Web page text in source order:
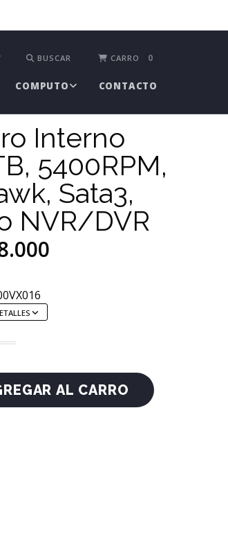
BUSCAR CARRO 0
COMPUTO CONTACTO
Interno
5400RPM,
Sata3,
NVR/DVR